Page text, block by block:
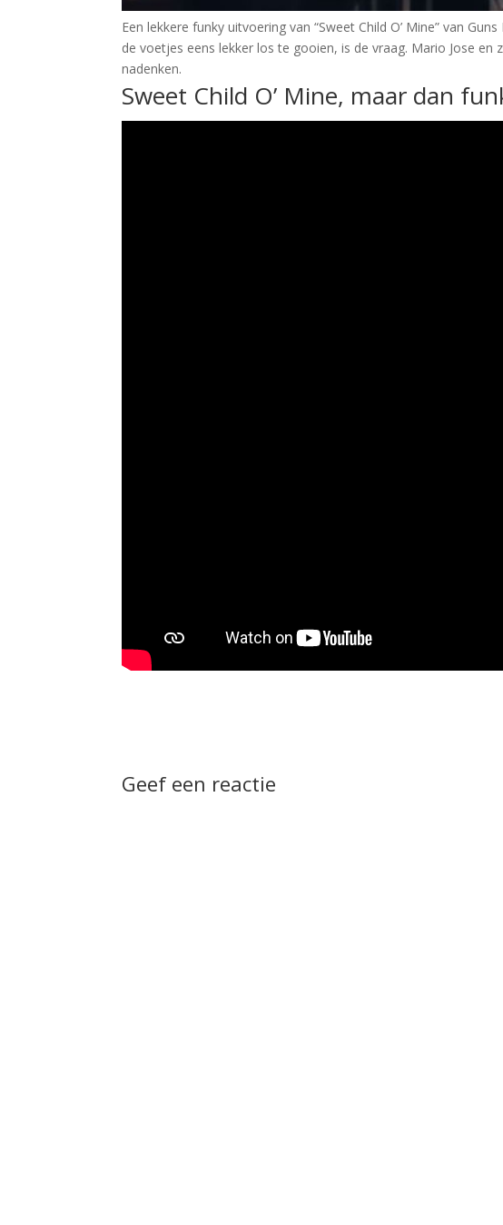
Een lekkere funky uitvoering van “Sweet Child O’ Mine” van
de voetjes eens lekker los te gooien, is de vraag. Mario Jose
nadenken.
Sweet Child O’ Mine, maar dan
Geef een reactie